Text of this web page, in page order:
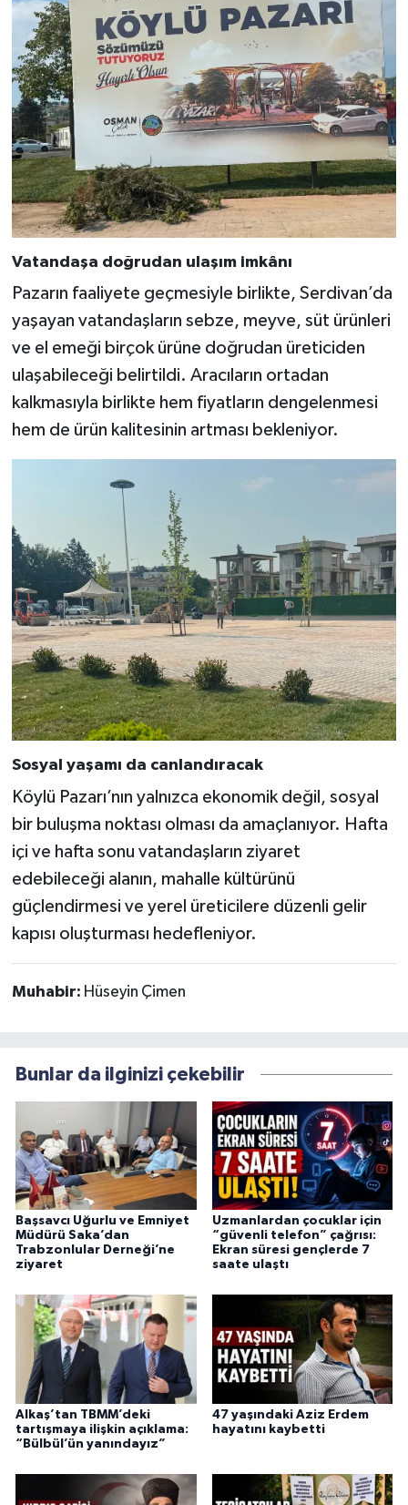
Vatandaşa doğrudan ulaşım imkânı
Pazarın faaliyete geçmesiyle birlikte, Serdivan’da
yaşayan vatandaşların sebze, meyve, süt ürünleri
ve el emeği birçok ürüne doğrudan üreticiden
ulaşabileceği belirtildi. Aracıların ortadan
kalkmasıyla birlikte hem fiyatların dengelenmesi
hem de ürün kalitesinin artması bekleniyor.
Sosyal yaşamı da canlandıracak
Köylü Pazarı’nın yalnızca ekonomik değil, sosyal
bir buluşma noktası olması da amaçlanıyor. Hafta
içi ve hafta sonu vatandaşların ziyaret
edebileceği alanın, mahalle kültürünü
güçlendirmesi ve yerel üreticilere düzenli gelir
kapısı oluşturması hedefleniyor.
Muhabir: Hüseyin Çimen
Bunlar da ilginizi çekebilir
Başsavcı Uğurlu ve Emniyet
Müdürü Saka’dan
Trabzonlular Derneği’ne
ziyaret
Uzmanlardan çocuklar için
“güvenli telefon” çağrısı:
Ekran süresi gençlerde 7
saate ulaştı
Alkaş’tan TBMM’deki
tartışmaya ilişkin açıklama:
“Bülbül’ün yanındayız”
47 yaşındaki Aziz Erdem
hayatını kaybetti